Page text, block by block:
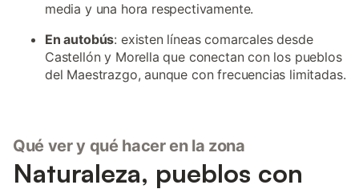
media y una hora respectivamente.
En autobús: existen líneas comarcales desde
Castellón y Morella que conectan con los pueblos
del Maestrazgo, aunque con frecuencias limitadas.
Qué ver y qué hacer en la zona
Naturaleza, pueblos con